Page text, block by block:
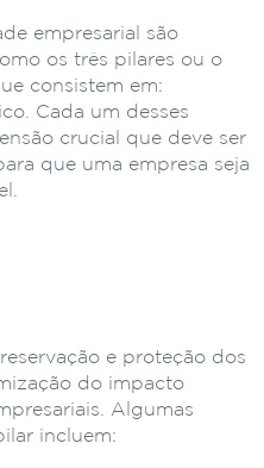
empresarial são
os três pilares ou o
consistem em:
Cada um desses
crucial que deve ser
que uma empresa seja
e proteção dos
do impacto
Algumas
incluem: